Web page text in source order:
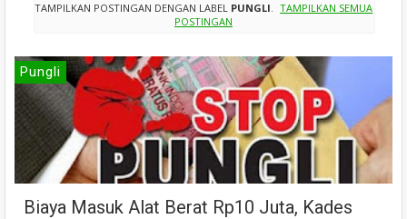
TAMPILKAN POSTINGAN DENGAN LABEL PUNGLI. TAMPILKAN SEMUA
POSTINGAN
Pungli
Biaya Masuk Alat Berat Rp10 Juta, Kades